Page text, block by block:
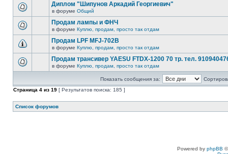
Диплом "Шипунов Аркадий Георгиевич"
в форуме Общий
Продам лампы и ФНЧ
в форуме Куплю, продам, просто так отдам
Продам LPF MFJ-702B
в форуме Куплю, продам, просто так отдам
Продам трансивер YAESU FTDX-1200 70 тр. тел.
в форуме Куплю, продам, просто так отдам
Показать сообщения за:
Страница 4 из 19 [ Результатов поиска: 185 ]
Список форумов
Powered by phpBB